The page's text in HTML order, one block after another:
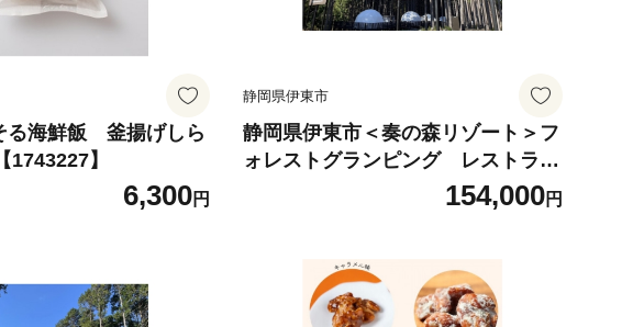
海鮮飯 釜揚げしら
1743227】
6,300円
静岡県伊東市
静岡県伊東市＜奏の森リゾート＞フ
ォレストグランピング レストラン
で熟成肉堪能平日限定プラン 宿泊
154,000円